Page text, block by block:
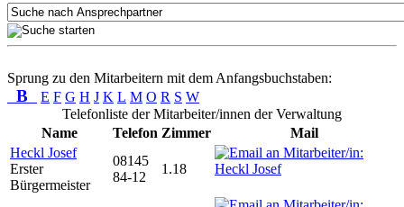
Sprung zu den Mitarbeitern mit dem Anfangsbuchstaben:
B E F G H J K L M O R S W
Telefonliste der Mitarbeiter/innen der Verwaltung
Name
Telefon Zimmer
Mail
Heckl Josef
Erster
Bürgermeister
08145
84-12
1.18